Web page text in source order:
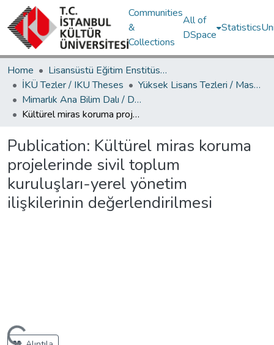
Communities
&
Collections
All of
DSpace
Statistics
Home
Lisansüstü Eğitim Enstitüsü / Postgraduate Education Institute
İKÜ Tezler / IKU Theses
Yüksek Lisans Tezleri / Master's Theses
Mimarlık Ana Bilim Dalı / Department of Architecture
Kültürel miras koruma projelerinde sivil toplum kuruluşları-yerel yönetim ilişkilerinin değerlendirilmesi
Publication: Kültürel miras koruma
projelerinde sivil toplum
kuruluşları-yerel yönetim
ilişkilerinin değerlendirilmesi